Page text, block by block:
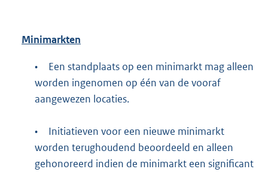
Minimarkten
•
Een standplaats op een minimarkt mag alleen
worden ingenomen op één van de vooraf
aangewezen locaties.
•
Initiatieven voor een nieuwe minimarkt
worden terughoudend beoordeeld en alleen
gehonoreerd indien de minimarkt een significant